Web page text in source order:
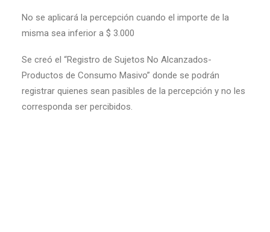
No se aplicará la percepción cuando el importe de la
misma sea inferior a $ 3.000
Se creó el “Registro de Sujetos No Alcanzados-
Productos de Consumo Masivo” donde se podrán
registrar quienes sean pasibles de la percepción y no les
corresponda ser percibidos.